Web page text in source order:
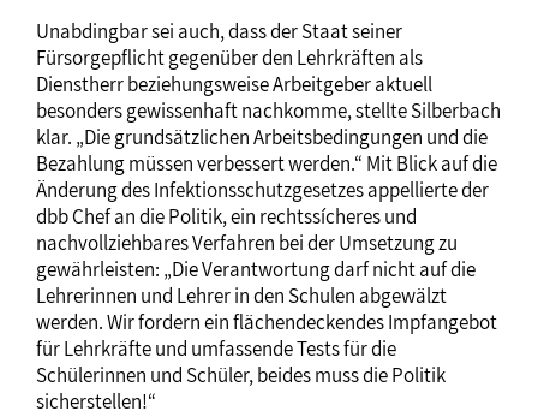
Unabdingbar sei auch, dass der Staat seiner
Fürsorgepflicht gegenüber den Lehrkräften als
Dienstherr beziehungsweise Arbeitgeber aktuell
besonders gewissenhaft nachkomme, stellte Silberbach
klar. „Die grundsätzlichen Arbeitsbedingungen und die
Bezahlung müssen verbessert werden.“ Mit Blick auf die
Änderung des Infektionsschutzgesetzes appellierte der
dbb Chef an die Politik, ein rechtssícheres und
nachvollziehbares Verfahren bei der Umsetzung zu
gewährleisten: „Die Verantwortung darf nicht auf die
Lehrerinnen und Lehrer in den Schulen abgewälzt
werden. Wir fordern ein flächendeckendes Impfangebot
für Lehrkräfte und umfassende Tests für die
Schülerinnen und Schüler, beides muss die Politik
sicherstellen!“